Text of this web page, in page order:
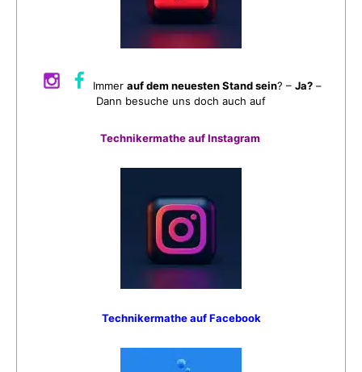
Immer auf dem neuesten Stand sein? – Ja?–
Dann besuche uns doch auch auf
Technikermathe auf Instagram
Technikermathe auf Facebook